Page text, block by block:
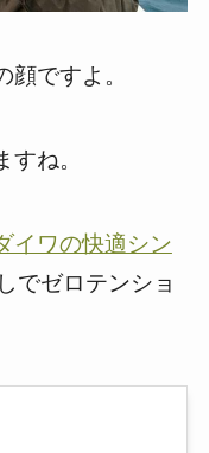
ですよ。
ね。
イワの快適シン
でゼロテンショ